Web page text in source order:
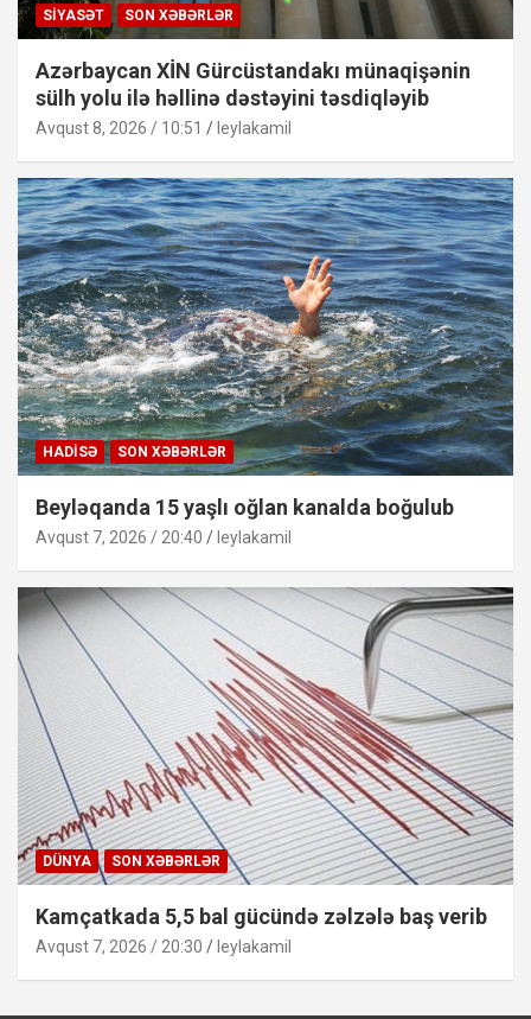
SIYASƏT SON XƏBƏRLƏR
Azərbaycan XİN Gürcüstandakı münaqişənin
sülh yolu ilə həllinə dəstəyini təsdiqləyib
Avqust 8, 2026 / 10:51 leylakamil
HADISƏ SON XƏBƏRLƏR
Beyləqanda 15 yaşlı oğlan kanalda boğulub
Avqust 7, 2026 / 20:40 leylakamil
DÜNYA SON XƏBƏRLƏR
Kamçatkada 5,5 bal gücündə zəlzələ baş verib
Avqust 7, 2026 / 20:30 leylakamil